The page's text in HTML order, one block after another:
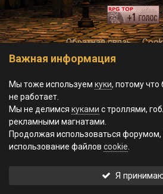
Обратная связь
© World of Morgrad,
Важная информация
Мы тоже используем куки, потому что
не работает.
Мы не делимся куками с троллями,
рекламными магнатами.
Продолжая использоваться форумом,
использование файлов cookie
Я